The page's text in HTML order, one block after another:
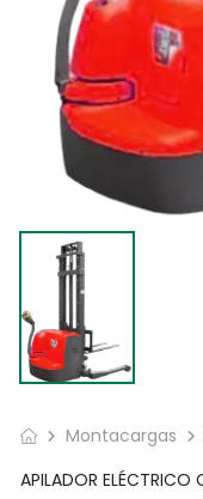
Montacargas